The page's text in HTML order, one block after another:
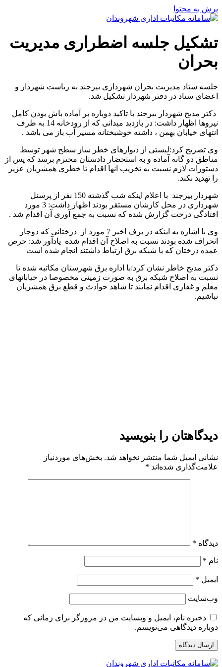
پرش به محتوا
تشکیل جلسه اضطراری مدیریت
بحران
جلسه ستاد مدیریت بحران شهرداری بیرجند به ریاست شهردار و
اعضای ستاد در دفتر شهردار تشکیل شد.
دکتر مدیح شهردار بیرجند با تاکید دوباره بر آماده باش بودن کامل
نیروها اظهار داشت: در بازدید میدانی که از رودخانه 14 به طرف
انتهای خیابان بهمن ، داشته خوشبختانه مسیر آب باز می باشد .
وی تصریح کرد:لیستی از دیوارهای خطر ساز سطح شهر توسط
مناطق دو گانه آماده و به استحضار دادستان محترم برسد که پس از
دستورات لازم نسبت به تخریب انها اقدام تا خطری همشریان عزیز
را تهدید نکند.
شهردار بیرجند با اعلام اینکه شب گذشته 150 نفر از پرسنل
شهرداری در محل کارشان مستقر بودند اظهار داشت: 3 مورد
افتادگی درخت گزارش شده که نسبت به جمع آوری آن اقدام شد .
وی با اشاره به اینکه در برف اخیر 7 مورد از درختانی که دوچار
انحراف شده بودند نسبت به اصلاح آن اقدام شده یادآور شد: حرص
عمده درختان که با شبکه برق ارتباط داشتند انجام شده است
دکتر مدیح خاطر نشان کرد:با اداره برق شهرستان مکاتبه شده تا
نسبت به اصلاح شبکه برق به صورت زمینی مخصوصا در خیابانهای
معلم و غفاری اقدام نمایند تا شاهد حوادث و قطع برق همشریان
نباشیم.
دیدگاهتان را بنویسید
نشانی ایمیل شما منتشر نخواهد شد. بخش‌های موردنیاز
علامت‌گذاری شده‌اند *
دیدگاه *
نام *
ایمیل *
وب‌سایت
ذخیره نام، ایمیل و وبسایت من در مرورگر برای زمانی که
دوباره دیدگاهی می‌نویسم.